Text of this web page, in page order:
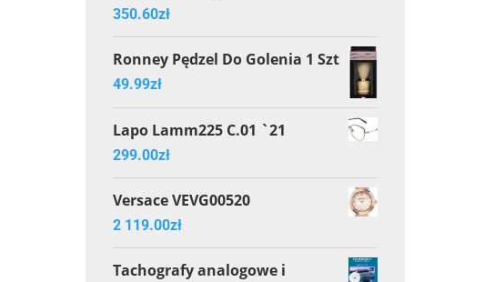
350.60zł
Ronney Pędzel Do Golenia 1 Szt
49.99zł
Lapo Lamm225 C.01 `21
299.00zł
Versace VEVG00520
2 119.00zł
Tachografy analogowe i